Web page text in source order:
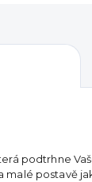
podtrhne
postavě